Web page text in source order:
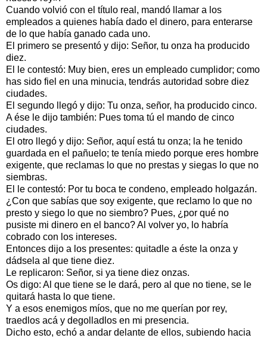
Cuando volvió con el título real, mandó llamar a los
empleados a quienes había dado el dinero, para enterarse
de lo que había ganado cada uno.
El primero se presentó y dijo: Señor, tu onza ha producido
diez.
El le contestó: Muy bien, eres un empleado cumplidor; como
has sido fiel en una minucia, tendrás autoridad sobre diez
ciudades.
El segundo llegó y dijo: Tu onza, señor, ha producido cinco.
A ése le dijo también: Pues toma tú el mando de cinco
ciudades.
El otro llegó y dijo: Señor, aquí está tu onza; la he tenido
guardada en el pañuelo; te tenía miedo porque eres hombre
exigente, que reclamas lo que no prestas y siegas lo que no
siembras.
El le contestó: Por tu boca te condeno, empleado holgazán.
¿Con que sabías que soy exigente, que reclamo lo que no
presto y siego lo que no siembro? Pues, ¿por qué no
pusiste mi dinero en el banco? Al volver yo, lo habría
cobrado con los intereses.
Entonces dijo a los presentes: quitadle a éste la onza y
dádsela al que tiene diez.
Le replicaron: Señor, si ya tiene diez onzas.
Os digo: Al que tiene se le dará, pero al que no tiene, se le
quitará hasta lo que tiene.
Y a esos enemigos míos, que no me querían por rey,
traedlos acá y degolladlos en mi presencia.
Dicho esto, echó a andar delante de ellos, subiendo hacia